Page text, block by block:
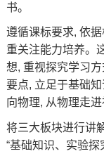
书。
遵循课标要求, 依
重关注能力培养。
想, 重视探究学习
要点, 立足于基础
向物理, 从物理走进
将三大板块进行讲
“基础知识、实验探